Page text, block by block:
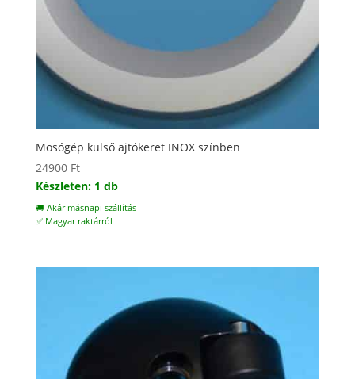
Mosógép külső ajtókeret INOX színben
24900 Ft
Készleten: 1 db
🚚 Akár másnapi szállítás
✅ Magyar raktárról